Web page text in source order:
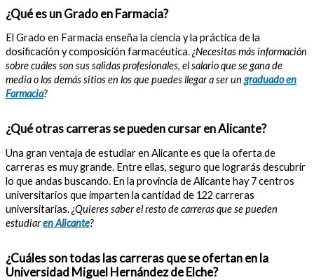
¿Qué es un Grado en Farmacia?
El Grado en Farmacia enseña la ciencia y la práctica de la
dosificación y composición farmacéutica.¿Necesitas más información
sobre cuáles son sus salidas profesionales, el salario que se gana de
media o los demás sitios en los que puedes llegar a ser un graduado en
Farmacia?
¿Qué otras carreras se pueden cursar en Alicante?
Una gran ventaja de estudiar en Alicante es que la oferta de
carreras es muy grande. Entre ellas, seguro que lograrás descubrir
lo que andas buscando. En la provincia de Alicante hay 7 centros
universitarios que imparten la cantidad de 122 carreras
universitarias.¿Quieres saber el resto de carreras que se pueden
estudiaren Alicante?
¿Cuáles son todas las carreras que se ofertan en la
Universidad Miguel Hernández de Elche?